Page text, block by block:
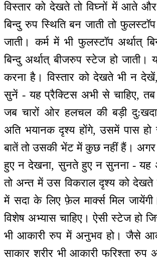
विस्तार को देखते तो विघ्नों में आते
बिन्दु रुप स्थिति बन जाती तो
जाती। कर्म में भी फुलस्टॉप अर्थात्
बिन्दु अर्थात् बीजरुप स्टेज हो जाती।
करना है। विस्तार को देखते भी न
सुनें - यह प्रैक्टिस अभी से चाहिए,
जब चारों ओर हलचल की बड़ी
अति भयानक दृश्य होंगे, उसमें पास
बातें तो उसकी भेंट में कुछ नहीं हैं।
हुए न देखना, सुनते हुए न सुनना - यह
तो अन्त में उस विकराल दृश्य को
में सदा के लिए फ़ेल मार्क्स मिल
विशेष अभ्यास चाहिए। ऐसी स्टेज हो
भी आकारी रुप में अनुभव हो। जैसे
साकार शरीर भी आकारी फरिश्ता रुप